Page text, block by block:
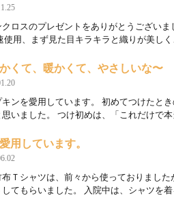
クロスのプレゼントをありがとうござい
使用、まず見た目キラキラと織りが美し
くて、暖かくて、やさしいな〜
ンを愛用しています。 初めてつけたと
思いました。 つけ初めは、「これだけで
用しています。
Ｔシャツは、前々から使っておりまし
してもらいました。 入院中は、シャツを